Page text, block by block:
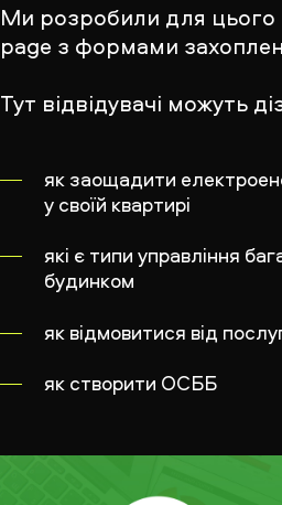
Ми розробили для цього
page з формами
Тут відвідувачі можуть
як заощадити
у своїй квартирі
які є типи управління
будинком
як відмовитися від
як створити ОСББ